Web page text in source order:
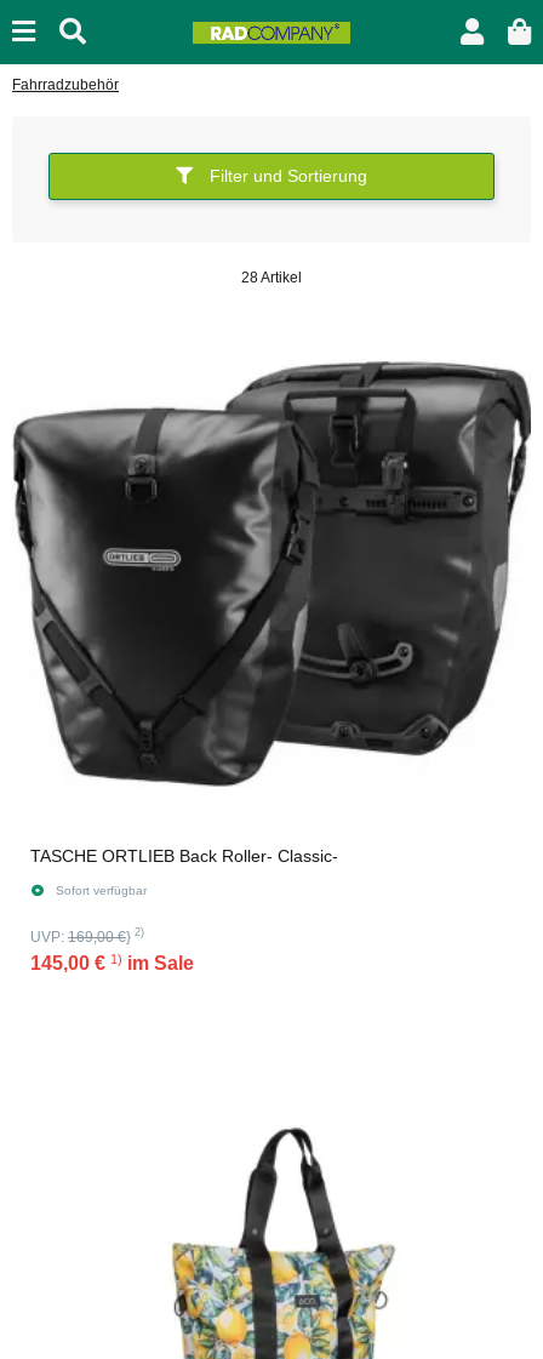
Fahrradzubehör
Filter und Sortierung
28 Artikel
TASCHE ORTLIEB Back Roller- Classic-
Sofort verfügbar
UVP: 169,00 €} 2)
145,00 € 1) im Sale